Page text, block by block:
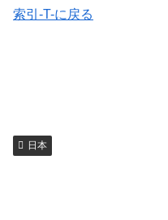
索引-T-に戻る
日本